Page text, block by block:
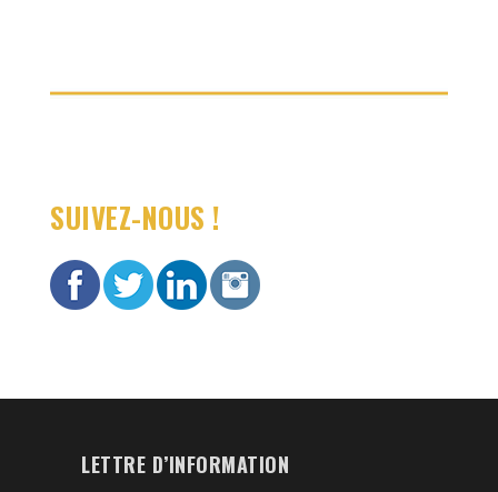
SUIVEZ-NOUS !
LETTRE D’INFORMATION